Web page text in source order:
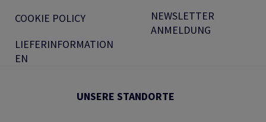
COOKIE POLICY
LIEFERINFORMATION
EN
NEWSLETTER
ANMELDUNG
UNSERE STANDORTE